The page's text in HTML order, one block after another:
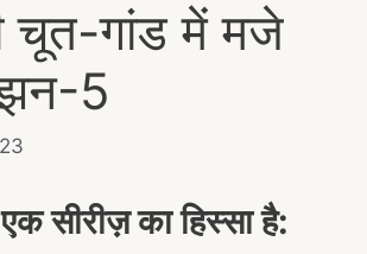
चूत-गांड में मजे
5
सीरीज़ का हिस्सा है: